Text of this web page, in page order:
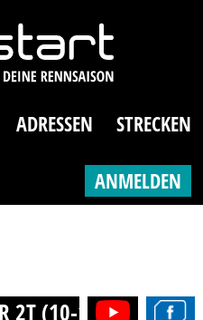
ADRESSEN STRECKEN
ANMELDEN
2T (10-16J.) 2022